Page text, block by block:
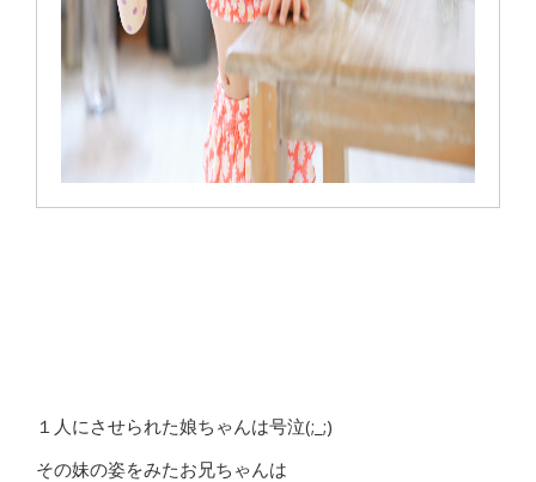
１人にさせられた娘ちゃんは号泣(;_;)
その妹の姿をみたお兄ちゃんは